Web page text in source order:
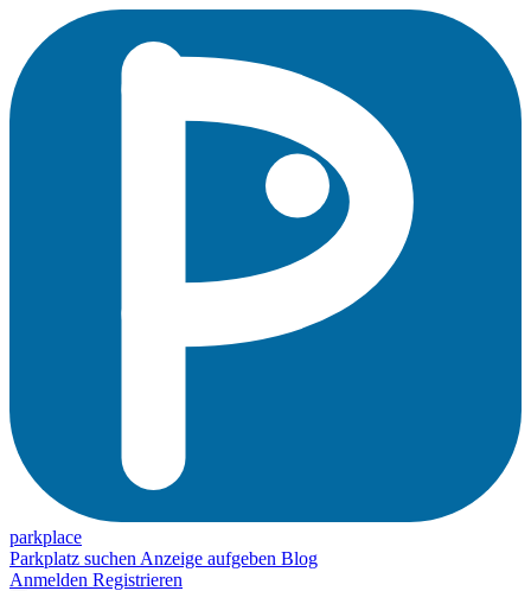
parkplace
Parkplatz suchen Anzeige aufgeben Blog
Anmelden Registrieren